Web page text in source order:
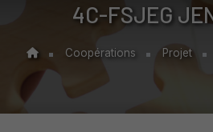
4C-FSJEG
Coopérations Projet